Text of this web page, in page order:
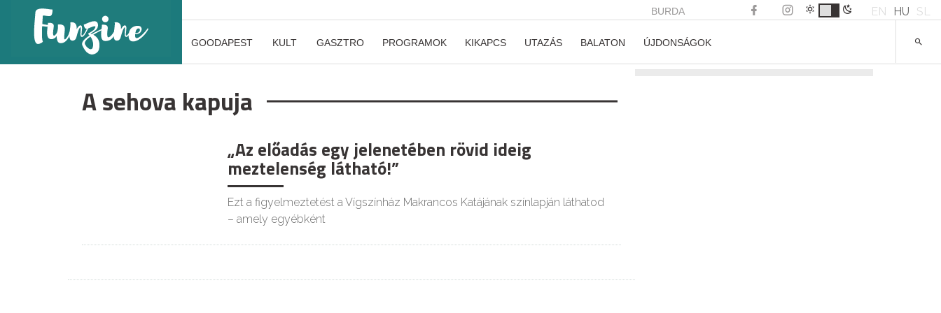
BURDA EN HU SL
GOODAPEST KULT GASZTRO PROGRAMOK KIKAPCS UTAZÁS BALATON ÚJDONSÁGOK
A sehova kapuja
„Az előadás egy jelenetében rövid ideig
meztelenség látható!”
Ezt a figyelmeztetést a Vígszínház Makrancos Katájának színlapján láthatod
– amely egyébként